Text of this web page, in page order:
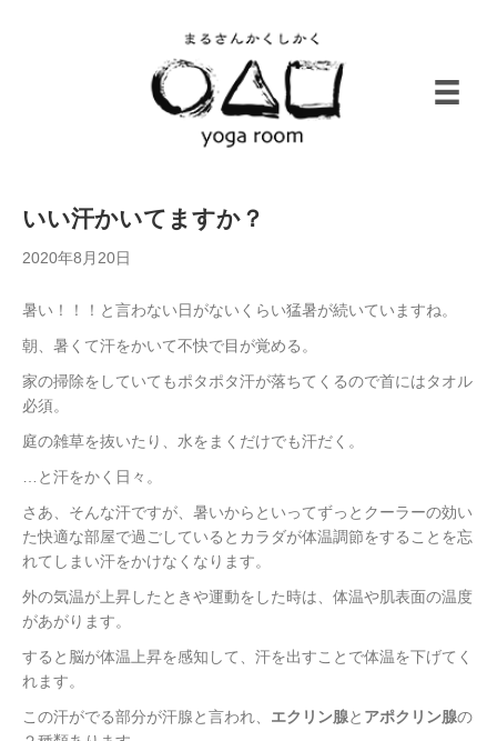
いい汗かいてますか？
2020年8月20日
暑い！！！と言わない日がないくらい猛暑が続いていますね。
朝、暑くて汗をかいて不快で目が覚める。
家の掃除をしていてもポタポタ汗が落ちてくるので首にはタオル
必須。
庭の雑草を抜いたり、水をまくだけでも汗だく。
…と汗をかく日々。
さあ、そんな汗ですが、暑いからといってずっとクーラーの効い
た快適な部屋で過ごしているとカラダが体温調節をすることを忘
れてしまい汗をかけなくなります。
外の気温が上昇したときや運動をした時は、体温や肌表面の温度
があがります。
すると脳が体温上昇を感知して、汗を出すことで体温を下げてく
れます。
この汗がでる部分が汗腺と言われ、 エクリン腺と アポクリン腺の